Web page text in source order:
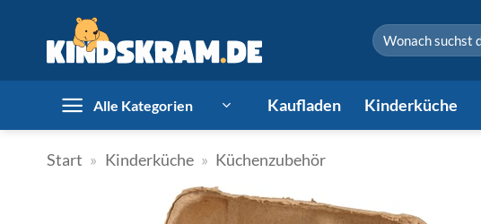
springen
Suchen
nach:
Alle Kategorien Kaufladen Kinderküche
Start » Kinderküche » Küchenzubehör